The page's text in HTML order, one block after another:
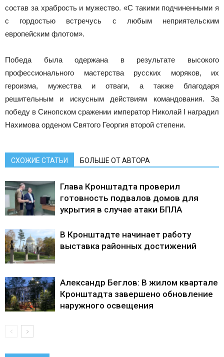
состав за храбрость и мужество. «С такими подчиненными я
с гордостью встречусь с любым неприятельским
европейским флотом».
Победа была одержана в результате высокого
профессионального мастерства русских моряков, их
героизма, мужества и отваги, а также благодаря
решительным и искусным действиям командования. За
победу в Синопском сражении император Николай I наградил
Нахимова орденом Святого Георгия второй степени.
СХОЖИЕ СТАТЬИ БОЛЬШЕ ОТ АВТОРА
Глава Кронштадта проверил
готовность подвалов домов для
укрытия в случае атаки БПЛА
В Кронштадте начинает работу
выставка районных достижений
Александр Беглов: В жилом квартале
Кронштадта завершено обновление
наружного освещения